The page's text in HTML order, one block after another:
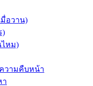
มื่อวาน)
)
ไหม)
วามคืบหน้า
า